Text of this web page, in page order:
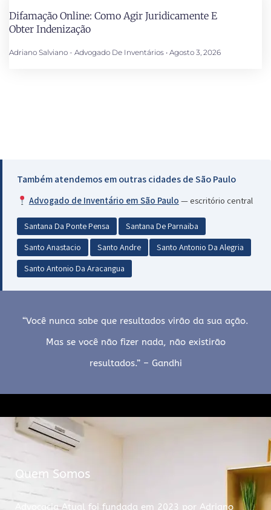
Difamação Online: Como Agir Juridicamente E
Obter Indenização
Adriano Salviano - Advogado De Inventários Agosto 3, 2026
Também atendemos em outras cidades de São Paulo
Advogado de Inventário em São Paulo — escritório central
Santana Da Ponte Pensa
Santana De Parnaiba
Santo Anastacio
Santo Andre
Santo Antonio Da Alegria
Santo Antonio Da Aracangua
“Você nunca sabe que resultados virão da sua ação.
Mas se você não fizer nada, não existirão
resultados.” – Gandhi
Quem Somos
Advocacia Atual foi fundada em 2023 por Adriano